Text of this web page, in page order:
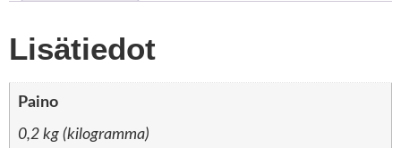
Lisätiedot
Paino
0,2 kg (kilogramma)